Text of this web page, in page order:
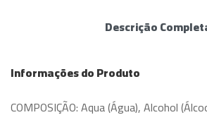
Descrição
Informações do Produto
COMPOSIÇÃO: Aqua (Água), Alcohol